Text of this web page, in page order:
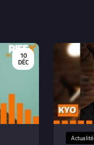
10
DÉC
Actualité